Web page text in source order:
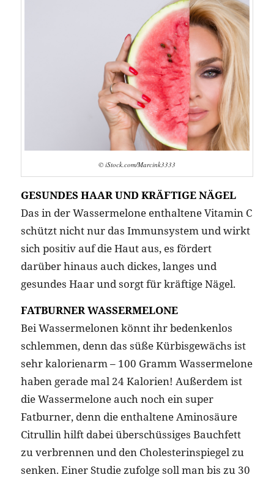
© iStock.com/Marcink3333
GESUNDES HAAR UND KRÄFTIGE NÄGEL
Das in der Wassermelone enthaltene Vitamin C
schützt nicht nur das Immunsystem und wirkt
sich positiv auf die Haut aus, es fördert
darüber hinaus auch dickes, langes und
gesundes Haar und sorgt für kräftige Nägel.
FATBURNER WASSERMELONE
Bei Wassermelonen könnt ihr bedenkenlos
schlemmen, denn das süße Kürbisgewächs ist
sehr kalorienarm – 100 Gramm Wassermelone
haben gerade mal 24 Kalorien! Außerdem ist
die Wassermelone auch noch ein super
Fatburner, denn die enthaltene Aminosäure
Citrullin hilft dabei überschüssiges Bauchfett
zu verbrennen und den Cholesterinspiegel zu
senken. Einer Studie zufolge soll man bis zu 30